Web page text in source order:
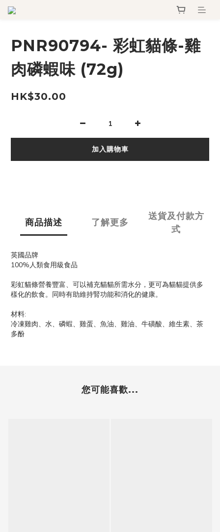
PNR90794- 彩虹貓條-雞
肉磷蝦味 (72g)
HK$30.00
加入購物車
商品描述 了解更多
送貨及付款方
式
英國品牌
100%人類食用級食品
彩虹貓條營養豐富、可以補充貓貓所需水分，更可為貓貓提供多
樣化的飲食。同時有助維持腎功能和消化的健康。
材料:
冷凍雞肉、水、磷蝦、雞蛋、魚油、雞油、牛磺酸、維生素、茶
多酚
您可能喜歡...